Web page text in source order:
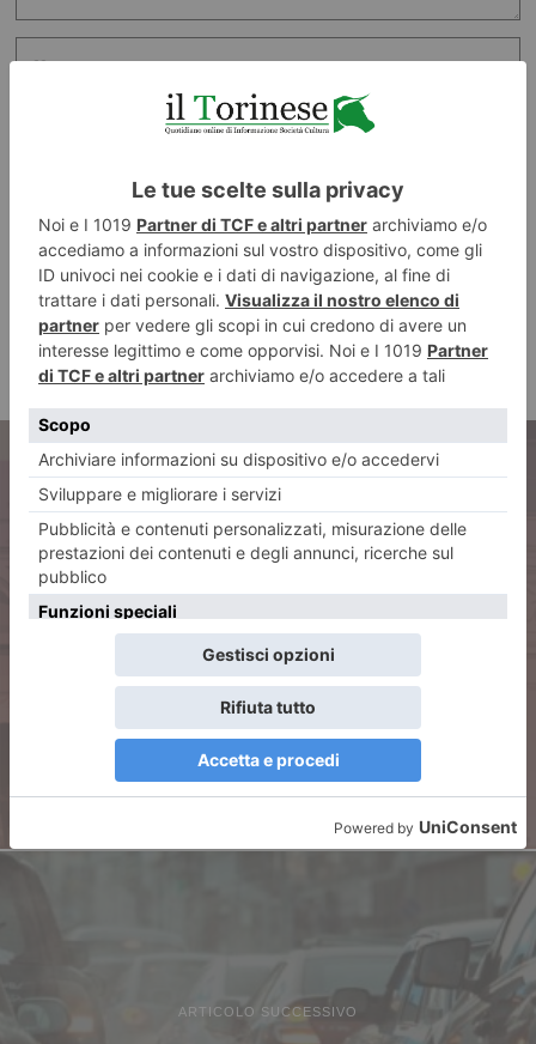
Le sculture che “vegliano” su
Torino
ARTICOLO SUCCESSIVO